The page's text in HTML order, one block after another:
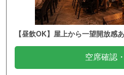
【昼飲OK】屋上から一望開放感
空席確認